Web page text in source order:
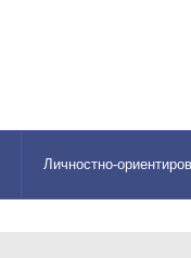
Личностно-